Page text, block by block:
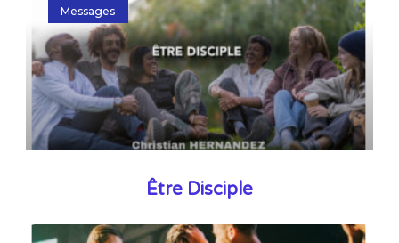
Messages
Être Disciple